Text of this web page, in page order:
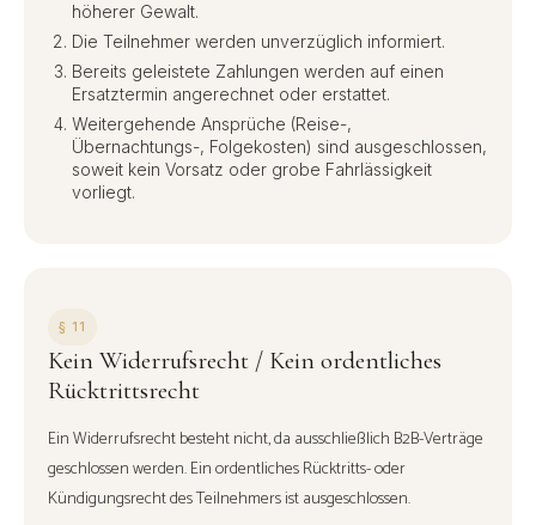
höherer Gewalt.
Die Teilnehmer werden unverzüglich informiert.
Bereits geleistete Zahlungen werden auf einen
Ersatztermin angerechnet oder erstattet.
Weitergehende Ansprüche (Reise-,
Übernachtungs-, Folgekosten) sind ausgeschlossen,
soweit kein Vorsatz oder grobe Fahrlässigkeit
vorliegt.
§ 11
Kein Widerrufsrecht / Kein ordentliches
Rücktrittsrecht
Ein Widerrufsrecht besteht nicht, da ausschließlich B2B-Verträge
geschlossen werden. Ein ordentliches Rücktritts- oder
Kündigungsrecht des Teilnehmers ist ausgeschlossen.